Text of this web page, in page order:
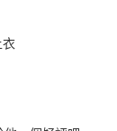
衣